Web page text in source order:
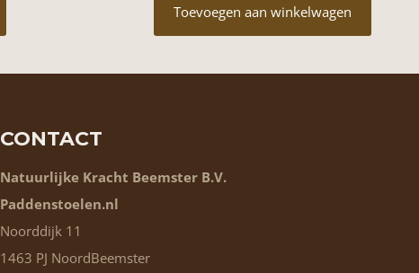
Toevoegen aan winkelwagen
CONTACT
Natuurlijke Kracht Beemster B.V.
Paddenstoelen.nl
Noorddijk 11
1463 PJ NoordBeemster